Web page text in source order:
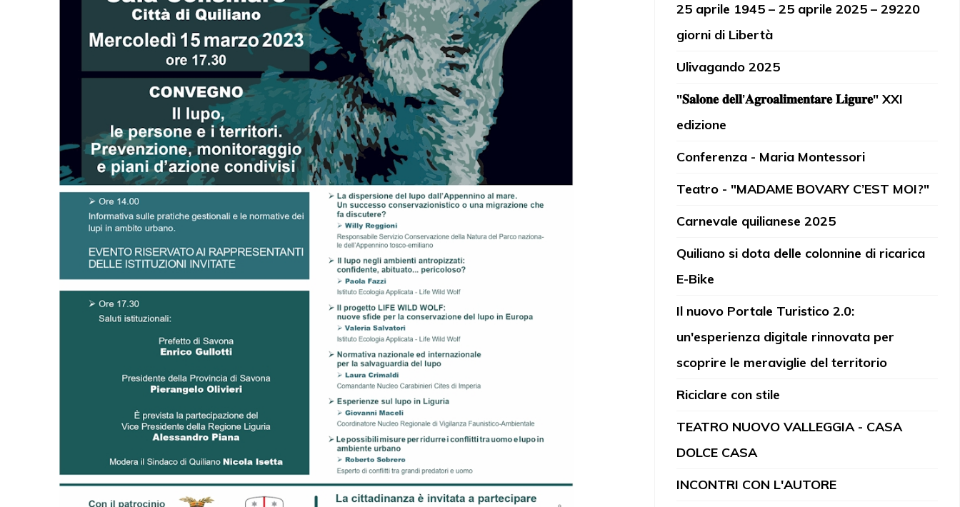
25 aprile 1945 – 25 aprile 2025 – 29220
giorni di Libertà
Ulivagando 2025
"𝐒𝐚𝐥𝐨𝐧𝐞 𝐝𝐞𝐥𝐥’𝐀𝐠𝐫𝐨𝐚𝐥𝐢𝐦𝐞𝐧𝐭𝐚𝐫𝐞 𝐋𝐢𝐠𝐮𝐫𝐞" XXI
edizione
Conferenza - Maria Montessori
Teatro - "MADAME BOVARY C’EST MOI?"
Carnevale quilianese 2025
Quiliano si dota delle colonnine di ricarica
E-Bike
Il nuovo Portale Turistico 2.0:
un'esperienza digitale rinnovata per
scoprire le meraviglie del territorio
Riciclare con stile
TEATRO NUOVO VALLEGGIA - CASA
DOLCE CASA
INCONTRI CON L'AUTORE